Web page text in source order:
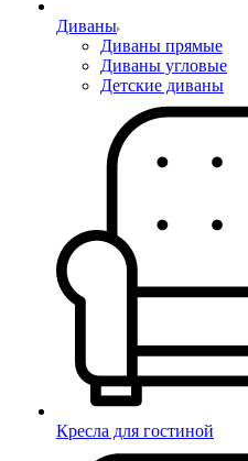
Диваны
Диваны прямые
Диваны угловые
Детские диваны
Кресла для гостиной